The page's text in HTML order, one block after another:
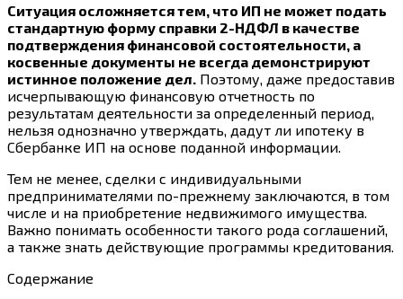
Ситуация осложняется тем, что ИП не может подать
стандартную форму справки 2-НДФЛ в качестве
подтверждения финансовой состоятельности, а
косвенные документы не всегда демонстрируют
истинное положение дел. Поэтому, даже предоставив
исчерпывающую финансовую отчетность по
результатам деятельности за определенный период,
нельзя однозначно утверждать, дадут ли ипотеку в
Сбербанке ИП на основе поданной информации.
Тем не менее, сделки с индивидуальными
предпринимателями по-прежнему заключаются, в том
числе и на приобретение недвижимого имущества.
Важно понимать особенности такого рода соглашений,
а также знать действующие программы кредитования.
Содержание